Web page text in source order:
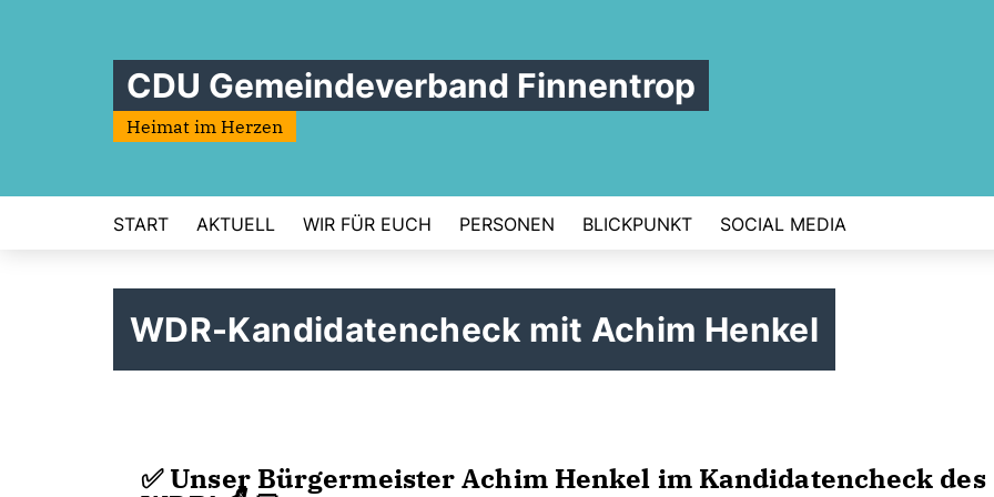
CDU Gemeindeverband Finnentrop
Heimat im Herzen
START AKTUELL WIR FÜR EUCH PERSONEN BLICKPUNKT SOCIAL MEDIA
WDR-Kandidatencheck mit Achim Henkel
✅️ Unser Bürgermeister Achim Henkel im Kandidatencheck des